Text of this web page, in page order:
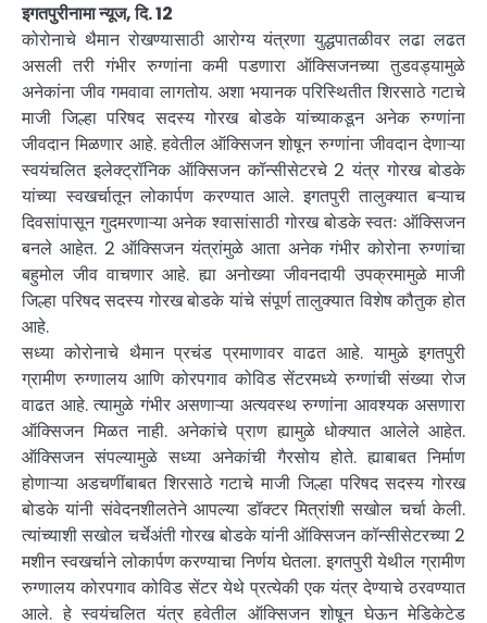
इगतपुरीनामा न्यूज, दि. 12
कोरोनाचे थैमान रोखण्यासाठी आरोग्य यंत्रणा युद्धपातळीवर लढा लढत
असली तरी गंभीर रुग्णांना कमी पडणारा ऑक्सिजनच्या तुडवड्यामुळे
अनेकांना जीव गमवावा लागतोय. अशा भयानक परिस्थितीत शिरसाठे गटाचे
माजी जिल्हा परिषद सदस्य गोरख बोडके यांच्याकडून अनेक रुग्णांना
जीवदान मिळणार आहे. हवेतील ऑक्सिजन शोषून रुग्णांना जीवदान देणाऱ्या
स्वयंचलित इलेक्ट्रॉनिक ऑक्सिजन कॉन्सीसेटरचे 2 यंत्र गोरख बोडके
यांच्या स्वखर्चातून लोकार्पण करण्यात आले. इगतपुरी तालुक्यात बऱ्याच
दिवसांपासून गुदमरणाऱ्या अनेक श्वासांसाठी गोरख बोडके स्वतः ऑक्सिजन
बनले आहेत. 2 ऑक्सिजन यंत्रांमुळे आता अनेक गंभीर कोरोना रुग्णांचा
बहुमोल जीव वाचणार आहे. ह्या अनोख्या जीवनदायी उपक्रमामुळे माजी
जिल्हा परिषद सदस्य गोरख बोडके यांचे संपूर्ण तालुक्यात विशेष कौतुक होत
आहे.
सध्या कोरोनाचे थैमान प्रचंड प्रमाणावर वाढत आहे. यामुळे इगतपुरी
ग्रामीण रुग्णालय आणि कोरपगाव कोविड सेंटरमध्ये रुग्णांची संख्या रोज
वाढत आहे. त्यामुळे गंभीर असणाऱ्या अत्यवस्थ रुग्णांना आवश्यक असणारा
ऑक्सिजन मिळत नाही. अनेकांचे प्राण ह्यामुळे धोक्यात आलेले आहेत.
ऑक्सिजन संपल्यामुळे सध्या अनेकांची गैरसोय होते. ह्याबाबत निर्माण
होणाऱ्या अडचणींबाबत शिरसाठे गटाचे माजी जिल्हा परिषद सदस्य गोरख
बोडके यांनी संवेदनशीलतेने आपल्या डॉक्टर मित्रांशी सखोल चर्चा केली.
त्यांच्याशी सखोल चर्चेअंती गोरख बोडके यांनी ऑक्सिजन कॉन्सीसेटरच्या 2
मशीन स्वखर्चाने लोकार्पण करण्याचा निर्णय घेतला. इगतपुरी येथील ग्रामीण
रुग्णालय कोरपगाव कोविड सेंटर येथे प्रत्येकी एक यंत्र देण्याचे ठरवण्यात
आले. हे स्वयंचलित यंत्र हवेतील ऑक्सिजन शोषून घेऊन मेडिकेटेड